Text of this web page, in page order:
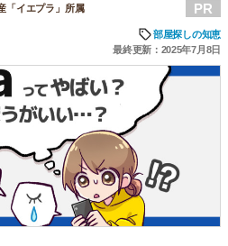
「イエプラ」所属 PR
部屋探しの知恵
最終更新：2025年7月8日